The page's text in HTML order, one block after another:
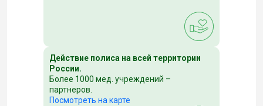
Действие полиса на всей территории
России.
Более 1000 мед. учреждений –
партнеров.
Посмотреть на карте